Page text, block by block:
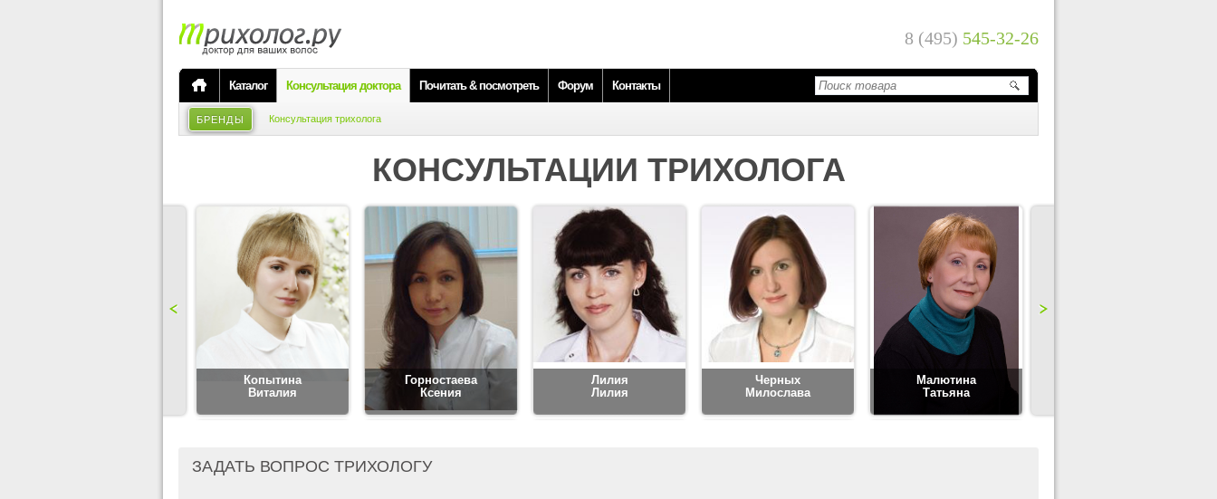
8 (495) 545-32-26
Каталог Консультация доктора Почитать & посмотреть Форум Контакты
БРЕНДЫ Консультация трихолога
КОНСУЛЬТАЦИИ ТРИХОЛОГА
Копытина
Виталия
Горностаева
Ксения
Лилия
Лилия
Черных
Милослава
Малютина
Татьяна
ЗАДАТЬ ВОПРОС ТРИХОЛОГУ